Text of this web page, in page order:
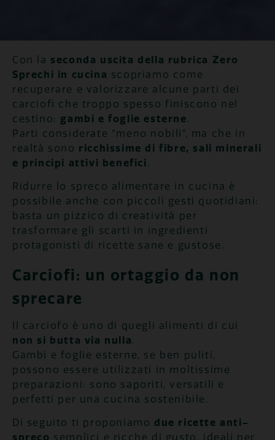
Con la seconda uscita della rubrica Zero
Sprechi in cucina scopriamo come
recuperare e valorizzare alcune parti dei
carciofi che troppo spesso finiscono nel
cestino: gambi e foglie esterne.
Parti considerate “meno nobili”, ma che in
realtà sono ricchissime di fibre, sali minerali
e principi attivi benefici .
Ridurre lo spreco alimentare in cucina è
possibile anche con piccoli gesti quotidiani:
basta un pizzico di creatività per
trasformare gli scarti in ingredienti
protagonisti di ricette sane e gustose.
Carciofi: un ortaggio da non
sprecare
Il carciofo è uno di quegli alimenti di cui
non si butta via nulla.
Gambi e foglie esterne, se ben puliti,
possono essere utilizzati in moltissime
preparazioni: sono saporiti, versatili e
perfetti per una cucina sostenibile.
Di seguito ti proponiamo due ricette anti-
spreco semplici e ricche di gusto, ideali per